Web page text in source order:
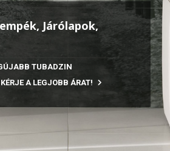
Járólapok,
TUBADZIN
A LEGJOBB ÁRAT!